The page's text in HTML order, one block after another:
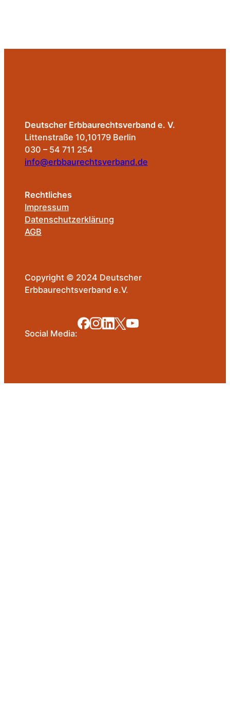
Deutscher Erbbaurechtsverband e. V.
Littenstraße 10,10179 Berlin
030 – 54 711 254
info@erbbaurechtsverband.de
Rechtliches
Impressum
Datenschutzerklärung
AGB
Copyright © 2024 Deutscher
Erbbaurechtsverband e.V.
Social Media: